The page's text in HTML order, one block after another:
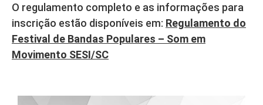
O regulamento completo e as informações para
inscrição estão disponíveis em: Regulamento do
Festival de Bandas Populares – Som em
Movimento SESI/SC